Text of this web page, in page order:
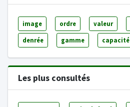
image ordre valeur
denrée gamme capacité
Les plus consultés